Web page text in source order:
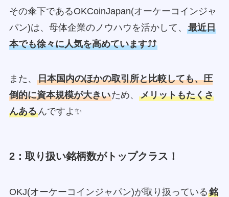
その傘下であるOKCoinJapan(オーケーコインジャ
パン)は、母体企業のノウハウを活かして、 最近日
本でも徐々に人気を高めています⤴️⤴️
また、 日本国内のほかの取引所と比較しても、圧
倒的に資本規模が大きいため、 メリットもたくさ
んあるんですよ✨
2：取り扱い銘柄数がトップクラス！
OKJ(オーケーコインジャパン)が取り扱っている銘